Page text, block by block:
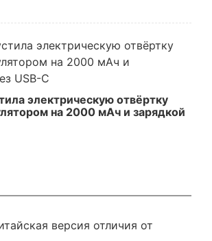
электрическую отвёртку
на 2000 мАч и зарядкой